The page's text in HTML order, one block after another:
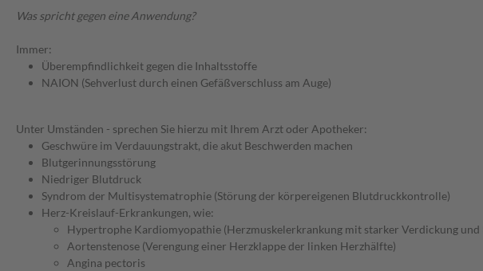
Was spricht gegen eine Anwendung?
Immer:
Überempfindlichkeit gegen die Inhaltsstoffe
NAION (Sehverlust durch einen Gefäßverschluss am Auge)
Unter Umständen - sprechen Sie hierzu mit Ihrem Arzt oder Apotheker:
Geschwüre im Verdauungstrakt, die akut Beschwerden machen
Blutgerinnungsstörung
Niedriger Blutdruck
Syndrom der Multisystematrophie (Störung der körpereigenen Blutdruckkontrolle)
Herz-Kreislauf-Erkrankungen, wie:
Hypertrophe Kardiomyopathie (Herzmuskelerkrankung mit starker Verdickung und
Aortenstenose (Verengung einer Herzklappe der linken Herzhälfte)
Angina pectoris